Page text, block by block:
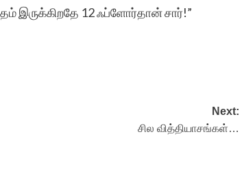
இருக்கிறதே 12 ஃப்ளோர்தான் சார்!”
Next:
சில வித்தியாசங்கள்…
இயங்குமுறையும் சிறப்பாக